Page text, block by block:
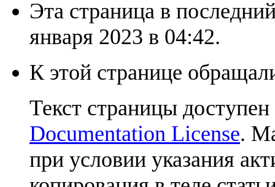
Эта страница в
января 2023 в 04:42.
К этой странице
Текст страницы
Documentation License.
при условии указания